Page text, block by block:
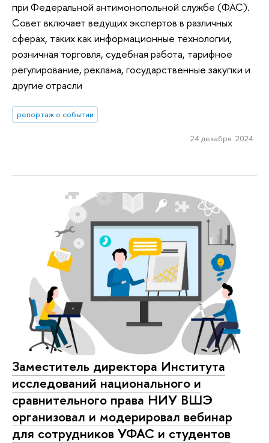
при Федеральной антимонопольной службе (ФАС).
Совет включает ведущих экспертов в различных
сферах, таких как информационные технологии,
розничная торговля, судебная работа, тарифное
регулирование, реклама, государственные закупки и
другие отрасли
репортаж о событии
24 декабря 2024
Заместитель директора Института
исследований национального и
сравнительного права НИУ ВШЭ
организовал и модерировал вебинар
для сотрудников УФАС и студентов